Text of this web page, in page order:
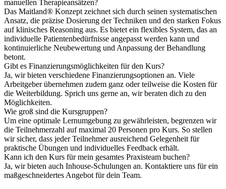
manuellen Therapieansätzen?
Das Maitland® Konzept zeichnet sich durch seinen systematischen
Ansatz, die präzise Dosierung der Techniken und den starken Fokus
auf klinisches Reasoning aus. Es bietet ein flexibles System, das an
individuelle Patientenbedürfnisse angepasst werden kann und
kontinuierliche Neubewertung und Anpassung der Behandlung
betont.
Gibt es Finanzierungsmöglichkeiten für den Kurs?
Ja, wir bieten verschiedene Finanzierungsoptionen an. Viele
Arbeitgeber übernehmen zudem ganz oder teilweise die Kosten für
die Weiterbildung. Sprich uns gerne an, wir beraten dich zu den
Möglichkeiten.
Wie groß sind die Kursgruppen?
Um eine optimale Lernumgebung zu gewährleisten, begrenzen wir
die Teilnehmerzahl auf maximal 20 Personen pro Kurs. So stellen
wir sicher, dass jeder Teilnehmer ausreichend Gelegenheit für
praktische Übungen und individuelles Feedback erhält.
Kann ich den Kurs für mein gesamtes Praxisteam buchen?
Ja, wir bieten auch Inhouse-Schulungen an. Kontaktiere uns für ein
maßgeschneidertes Angebot für dein Team.